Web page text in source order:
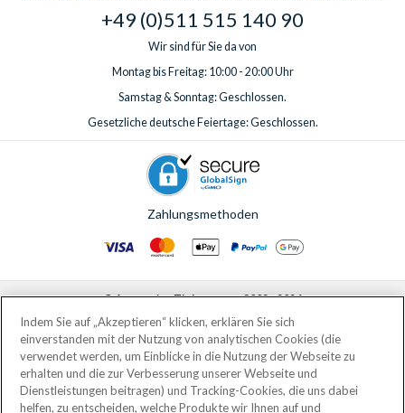
+49 (0)511 515 140 90
Wir sind für Sie da von
Montag bis Freitag: 10:00 - 20:00 Uhr
Samstag & Sonntag: Geschlossen.
Gesetzliche deutsche Feiertage: Geschlossen.
Zahlungsmethoden
© AttractionTickets.com 2002 - 2026
Eingetragener Firmensitz: 2nd Floor Nucleus House, 2 Lower Mortlake Road,
Richmond, United Kingdom, TW9 2JA.
AttractionTickets.com is a trading name of Attraction Tickets LTD, who are
the owners of UK Trademark Registration Nos. 3427114 and 3427117.
Registered in England with registered number 4390984 and VAT Number
795922965.
Indem Sie auf „Akzeptieren“ klicken, erklären Sie sich
einverstanden mit der Nutzung von analytischen Cookies (die
verwendet werden, um Einblicke in die Nutzung der Webseite zu
erhalten und die zur Verbesserung unserer Webseite und
Dienstleistungen beitragen) und Tracking-Cookies, die uns dabei
helfen, zu entscheiden, welche Produkte wir Ihnen auf und